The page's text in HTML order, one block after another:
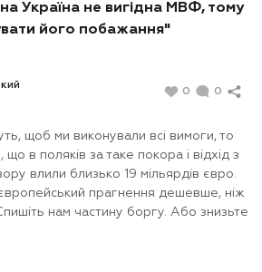
Україна не вигідна МВФ, тому
його побажання"
0 0
щоб ми виконували всі вимоги, то
в поляків за таке покора і відхід з
влили близько 19 мільярдів євро.
прагнення дешевше, ніж
нам частину боргу. Або знизьте